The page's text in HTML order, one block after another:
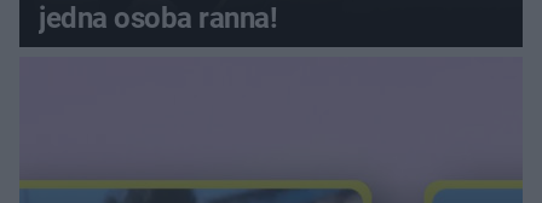
jedna osoba ranna!